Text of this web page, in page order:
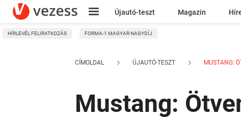
Újautó-teszt Magazin
Kresz
HÍRLEVÉL FELIRATKOZÁS FORMA-1 MAGYAR NAGYDÍJ
CÍMOLDAL ÚJAUTÓ-TESZT MUSTANG:
Mustang: